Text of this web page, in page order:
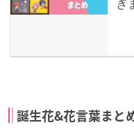
誕生花&花言葉まと